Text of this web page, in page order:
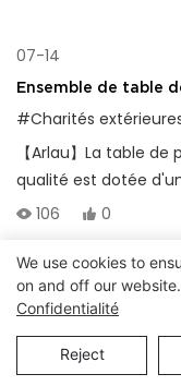
07-14
Ensemble de table
plastique pour
#Charités
【Arlau】La table
qualité est dotée
sièges de parc
106 0
Droits d'auteur ©
We use cookies to
on and off our
Confidentialité
Reject